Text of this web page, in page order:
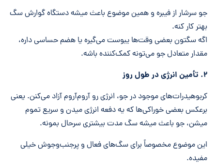
جو سرشار از فیبره و همین موضوع باعث میشه دستگاه گوارش سگ
بهتر کار کنه.
اگه سگتون بعضی وقت‌ها یبوست می‌گیره یا هضم حساسی داره،
مقدار متعادل جو می‌تونه کمک‌کننده باشه.
۲. تأمین انرژی در طول روز
کربوهیدرات‌های موجود در جو، انرژی رو آروم‌آروم آزاد می‌کنن. یعنی
برعکس بعضی خوراکی‌ها که یه دفعه انرژی میدن و سریع تموم
میشن، جو باعث میشه سگ مدت بیشتری سرحال بمونه.
این موضوع مخصوصاً برای سگ‌های فعال و پرجنب‌وجوش خیلی
مفیده.